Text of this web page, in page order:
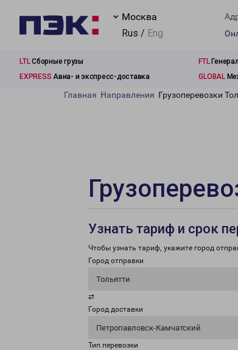
Москва
Rus / Eng
LTLСборные грузы FTL
EXPRESS Авиа- и экспресс-доставка GLOBAL
Главная Направления Грузоперевозки
Узнать тариф и срок
Чтобы узнать тариф, укажите город
Город отправки
Тольятти
⇄
Город доставки
Петропавловск-Камчатский
Тип перевозки